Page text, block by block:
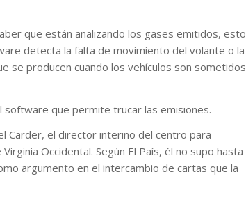
que están analizando los gases emitidos, esto
detecta la falta de movimiento del volante o la
se producen cuando los vehículos son sometidos
software que permite trucar las emisiones.
Carder, el director interino del centro para
Occidental. Según El País, él no supo hasta
argumento en el intercambio de cartas que la